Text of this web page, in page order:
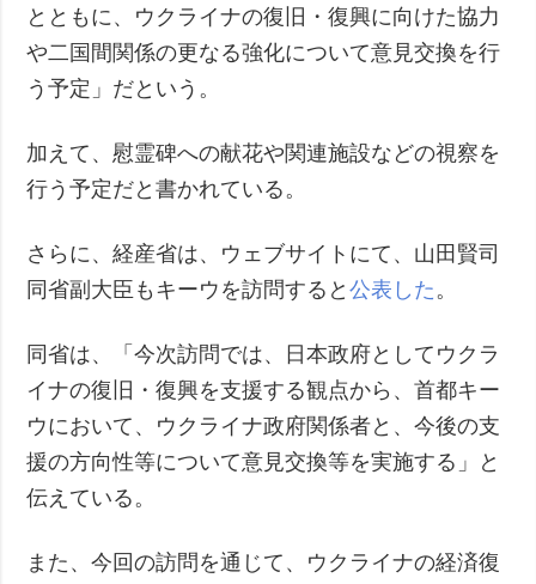
とともに、ウクライナの復旧・復興に向けた協力
や二国間関係の更なる強化について意見交換を行
う予定」だという。
加えて、慰霊碑への献花や関連施設などの視察を
行う予定だと書かれている。
さらに、経産省は、ウェブサイトにて、山田賢司
同省副大臣もキーウを訪問すると公表した 。
同省は、「今次訪問では、日本政府としてウクラ
イナの復旧・復興を支援する観点から、首都キー
ウにおいて、ウクライナ政府関係者と、今後の支
援の方向性等について意見交換等を実施する」と
伝えている。
また、今回の訪問を通じて、ウクライナの経済復